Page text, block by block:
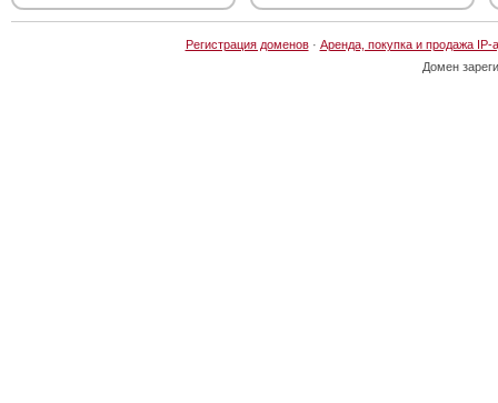
Регистрация доменов· Аренда, покупка и продажа IP-
Домен